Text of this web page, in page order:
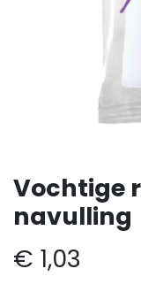
Vochtige
navulling
€ 1,03